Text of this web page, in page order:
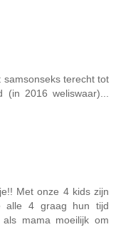
terecht tot
2016 weliswaar)...
Met onze 4 kids zijn
alle 4 graag hun tijd
mama moeilijk om